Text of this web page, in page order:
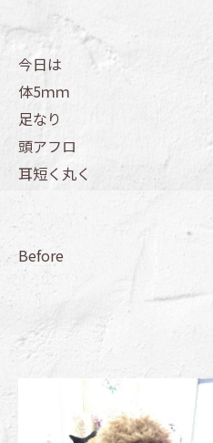
今日は
体5ｍｍ
足なり
頭アフロ
耳短く丸く
Before